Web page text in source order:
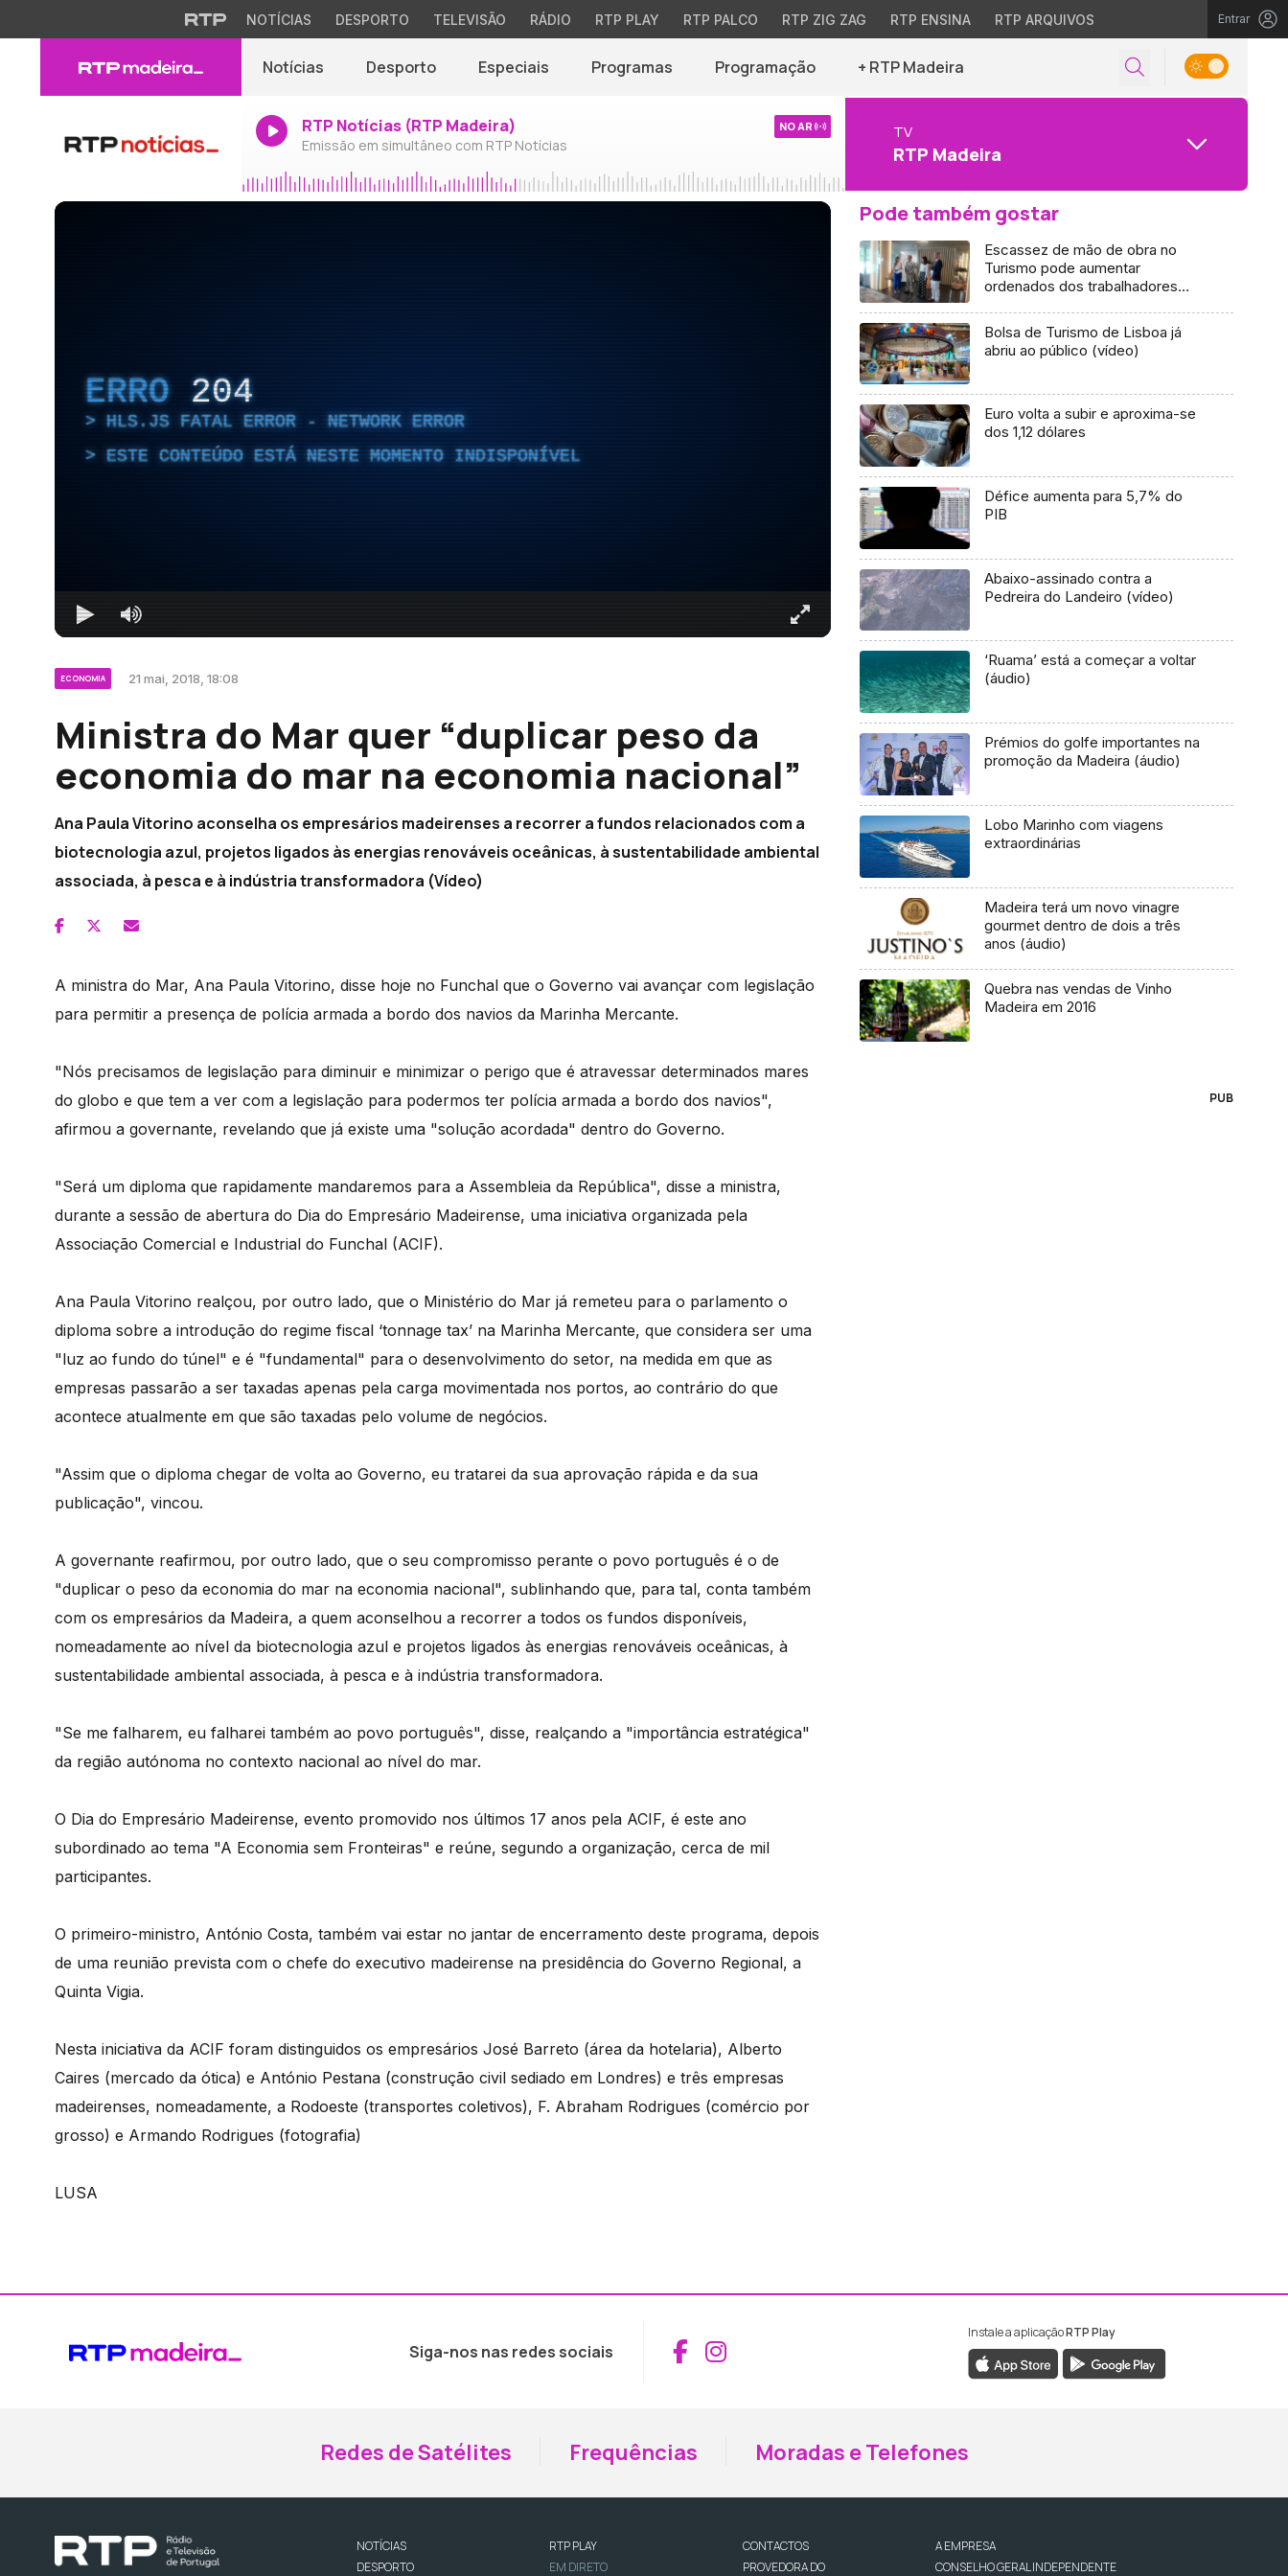
NOTÍCIAS DESPORTO TELEVISÃO RÁDIO RTP PLAY RTP PALCO RTP ZIG ZAG RTP ENSINA RTP ARQUIVOS Entrar
Notícias Desporto Especiais Programas Programação + RTP Madeira
RTP Notícias (RTP Madeira)
Emissão em simultâneo com RTP Notícias
NO AR TV
RTP Madeira
ERRO 204
HLS.JS FATAL ERROR - NETWORK ERROR
ESTE CONTEÚDO ESTÁ NESTE MOMENTO INDISPONÍVEL
ECONOMIA 21 mai, 2018, 18:08
Ministra do Mar quer “duplicar peso da
economia do mar na economia nacional”
Ana Paula Vitorino aconselha os empresários madeirenses a recorrer a fundos relacionados com a
biotecnologia azul, projetos ligados às energias renováveis oceânicas, à sustentabilidade ambiental
associada, à pesca e à indústria transformadora (Vídeo)
A ministra do Mar, Ana Paula Vitorino, disse hoje no Funchal que o Governo vai avançar com legislação
para permitir a presença de polícia armada a bordo dos navios da Marinha Mercante.
"Nós precisamos de legislação para diminuir e minimizar o perigo que é atravessar determinados mares
do globo e que tem a ver com a legislação para podermos ter polícia armada a bordo dos navios",
afirmou a governante, revelando que já existe uma "solução acordada" dentro do Governo.
"Será um diploma que rapidamente mandaremos para a Assembleia da República", disse a ministra,
durante a sessão de abertura do Dia do Empresário Madeirense, uma iniciativa organizada pela
Associação Comercial e Industrial do Funchal (ACIF).
Ana Paula Vitorino realçou, por outro lado, que o Ministério do Mar já remeteu para o parlamento o
diploma sobre a introdução do regime fiscal ‘tonnage tax’ na Marinha Mercante, que considera ser uma
"luz ao fundo do túnel" e é "fundamental" para o desenvolvimento do setor, na medida em que as
empresas passarão a ser taxadas apenas pela carga movimentada nos portos, ao contrário do que
acontece atualmente em que são taxadas pelo volume de negócios.
"Assim que o diploma chegar de volta ao Governo, eu tratarei da sua aprovação rápida e da sua
publicação", vincou.
A governante reafirmou, por outro lado, que o seu compromisso perante o povo português é o de
"duplicar o peso da economia do mar na economia nacional", sublinhando que, para tal, conta também
com os empresários da Madeira, a quem aconselhou a recorrer a todos os fundos disponíveis,
nomeadamente ao nível da biotecnologia azul e projetos ligados às energias renováveis oceânicas, à
sustentabilidade ambiental associada, à pesca e à indústria transformadora.
"Se me falharem, eu falharei também ao povo português", disse, realçando a "importância estratégica"
da região autónoma no contexto nacional ao nível do mar.
O Dia do Empresário Madeirense, evento promovido nos últimos 17 anos pela ACIF, é este ano
subordinado ao tema "A Economia sem Fronteiras" e reúne, segundo a organização, cerca de mil
participantes.
O primeiro-ministro, António Costa, também vai estar no jantar de encerramento deste programa, depois
de uma reunião prevista com o chefe do executivo madeirense na presidência do Governo Regional, a
Quinta Vigia.
Nesta iniciativa da ACIF foram distinguidos os empresários José Barreto (área da hotelaria), Alberto
Caires (mercado da ótica) e António Pestana (construção civil sediado em Londres) e três empresas
madeirenses, nomeadamente, a Rodoeste (transportes coletivos), F. Abraham Rodrigues (comércio por
grosso) e Armando Rodrigues (fotografia)
LUSA
Pode também gostar
Escassez de mão de obra no
Turismo pode aumentar
ordenados dos trabalhadores
Bolsa de Turismo de Lisboa já
abriu ao público (vídeo)
Euro volta a subir e aproxima-se
dos 1,12 dólares
Défice aumenta para 5,7% do
PIB
Abaixo-assinado contra a
Pedreira do Landeiro (vídeo)
‘Ruama’ está a começar a voltar
(áudio)
Prémios do golfe importantes na
promoção da Madeira (áudio)
Lobo Marinho com viagens
extraordinárias
Madeira terá um novo vinagre
gourmet dentro de dois a três
anos (áudio)
Quebra nas vendas de Vinho
Madeira em 2016
PUB
Siga-nos nas redes sociais Aceder ao Facebook da RTP Madeira
Aceder ao Instagram da RTP Madeira
Instale a aplicaçãoRTP Play
Redes de Satélites Frequências Moradas e Telefones
NOTÍCIAS
DESPORTO
RTP PLAY
EM DIRETO
CONTACTOS
PROVEDORA DO
A EMPRESA
CONSELHO GERAL INDEPENDENTE